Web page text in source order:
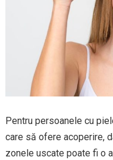
Pentru persoanele cu
care să ofere acoperire,
zonele uscate poate fi o